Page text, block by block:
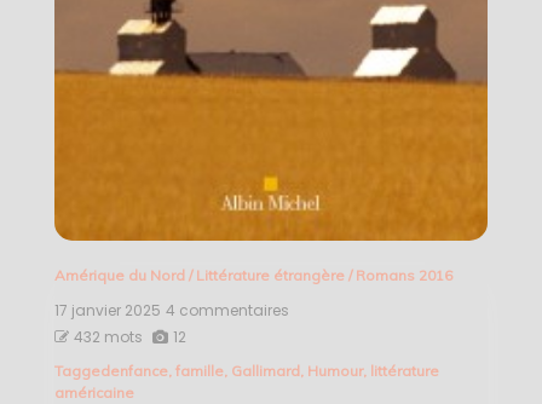
Amérique du Nord / Littérature étrangère/ Romans 2016
17 janvier 2025 4 commentaires
nique
432 mots 12
Taggedenfance, famille, Gallimard, Humour, littérature
américaine